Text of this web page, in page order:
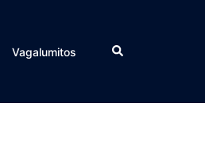
Vagalumitos